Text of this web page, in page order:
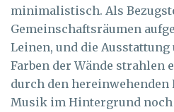
minimalistisch. Als
Gemeinschaftsräumen
Leinen, und die
Farben der Wände strahlen
durch den hereinwehenden
Musik im Hintergrund